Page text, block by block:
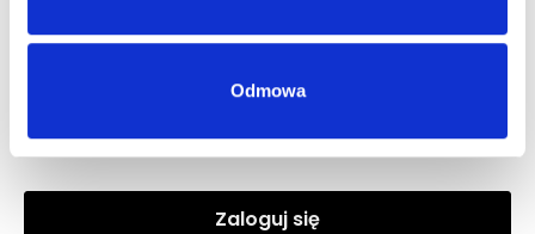
Odmowa
DOLCE&GABBANA DEVOTION POUR HOMME EDP
woda perfumowana
Zaloguj się